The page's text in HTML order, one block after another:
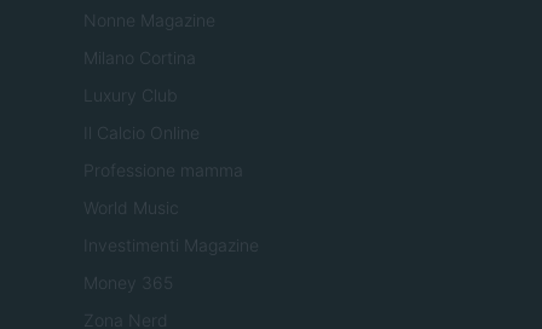
Nonne Magazine
Milano Cortina
Luxury Club
Il Calcio Online
Professione mamma
World Music
Investimenti Magazine
Money 365
Zona Nerd